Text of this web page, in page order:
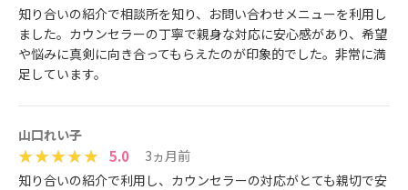
​​‌‌​‌​​‍​‌‌​​‌​‌‍​​‌‌‌​​‌‍​​‌‌​​​‌‍​‌‌​​‌​‌‍​​‌‌​​‌‌‍​​‌‌‌​​‌‍​‌‌​​​‌‌‍​​‌‌​‌​‌‍​‌‌​​‌‌​知り合いの紹介で相談所を知り、お問い合わせメニューを利用し
ました。カウンセラーの丁寧で親身な対応に安心感があり、希望
や悩みに真剣に向き合ってもらえたのが印象的でした。非常に満
足しています。
山口れい子
5.0
3ヵ月前
​​‌‌​‌‌‌‍​‌‌​​​‌‌‍​​‌‌​​‌‌‍​​‌‌​‌​​‍​​‌‌​​​‌‍​‌‌​​​‌‌‍​​‌‌‌​​​‍​‌‌​​​​‌‍​‌‌​​​​‌‍​​‌‌​‌‌‌知り合いの紹介で利用し、カウンセラーの対応がとても親切で安